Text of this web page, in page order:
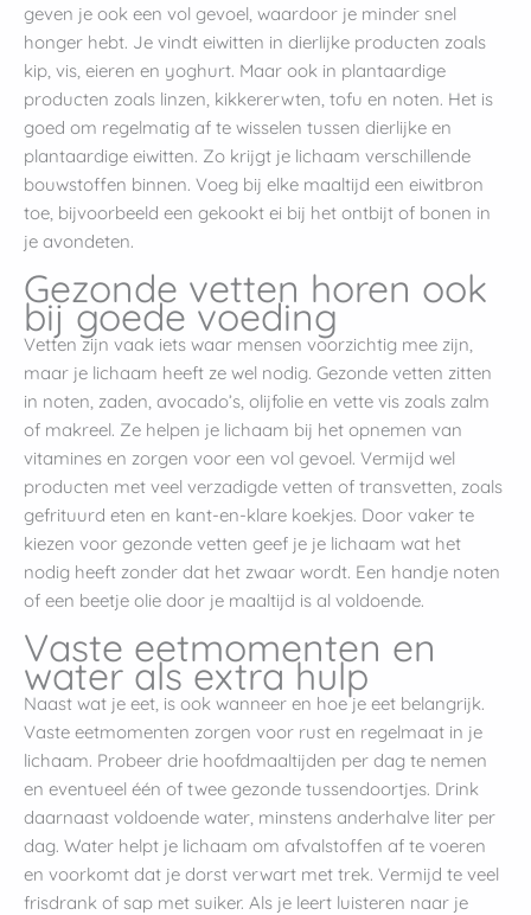
geven je ook een vol gevoel, waardoor je minder snel
honger hebt. Je vindt eiwitten in dierlijke producten zoals
kip, vis, eieren en yoghurt. Maar ook in plantaardige
producten zoals linzen, kikkererwten, tofu en noten. Het is
goed om regelmatig af te wisselen tussen dierlijke en
plantaardige eiwitten. Zo krijgt je lichaam verschillende
bouwstoffen binnen. Voeg bij elke maaltijd een eiwitbron
toe, bijvoorbeeld een gekookt ei bij het ontbijt of bonen in
je avondeten.
Gezonde vetten horen ook
bij goede voeding
Vetten zijn vaak iets waar mensen voorzichtig mee zijn,
maar je lichaam heeft ze wel nodig. Gezonde vetten zitten
in noten, zaden, avocado’s, olijfolie en vette vis zoals zalm
of makreel. Ze helpen je lichaam bij het opnemen van
vitamines en zorgen voor een vol gevoel. Vermijd wel
producten met veel verzadigde vetten of transvetten, zoals
gefrituurd eten en kant-en-klare koekjes. Door vaker te
kiezen voor gezonde vetten geef je je lichaam wat het
nodig heeft zonder dat het zwaar wordt. Een handje noten
of een beetje olie door je maaltijd is al voldoende.
Vaste eetmomenten en
water als extra hulp
Naast wat je eet, is ook wanneer en hoe je eet belangrijk.
Vaste eetmomenten zorgen voor rust en regelmaat in je
lichaam. Probeer drie hoofdmaaltijden per dag te nemen
en eventueel één of twee gezonde tussendoortjes. Drink
daarnaast voldoende water, minstens anderhalve liter per
dag. Water helpt je lichaam om afvalstoffen af te voeren
en voorkomt dat je dorst verwart met trek. Vermijd te veel
frisdrank of sap met suiker. Als je leert luisteren naar je